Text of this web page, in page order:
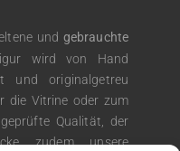
und gebrauchte
wird von Hand
und originalgetreu
die Vitrine oder zum
Qualität, der
zudem unsere